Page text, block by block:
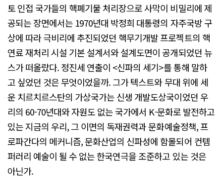
토 인접 국가들의 핵폐기물 처리장으로 사막이 비밀리에 제
공되는 장면에서는 1970년대 박정희 대통령의 자주국방 구
상에 따라 극비리에 추진되었던 핵무기개발 프로젝트의 핵
연료 재처리 시설 기본 설계서와 설계도면이 공개되었던 뉴
스가 떠올랐다. 정진세 연출이 <신파의 세기>를 통해 말하
고 싶었던 것은 무엇이었을까. 그가 텍스트와 무대 위에 세
운 치르치르스탄의 가상국가는 신생 개발도상국이었던 우
리의 60-70년대와 자원도 없는 국가에서 K-문화로 발전하고
있는 지금의 우리, 그 이면의 독재권력과 문화예술정책, 프
로파간다의 메커니즘, 문화산업의 신파성에 함몰되어 컨템
퍼러리 예술이 될 수 없는 한국연극을 조준하고 있는 것은
아닌가.